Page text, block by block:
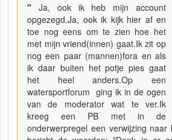
" Ja, ook ik heb mijn account
opgezegd.Ja, ook ik kijk hier af en
toe nog eens om te zien hoe het
met mijn vriend(innen) gaat.Ik zit op
nog een paar (mannen)fora en als
ik daar buiten het potje pies gaat
het heel anders.Op een
watersportforum ging ik in de ogen
van de moderator wat te ver.Ik
kreeg een PB met in de
onderwerpregel een verwijzing